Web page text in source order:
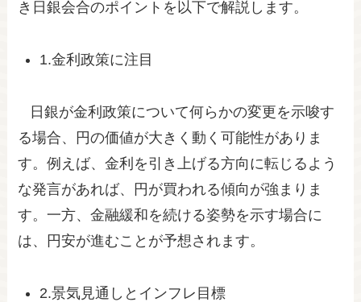
き日銀会合のポイントを以下で解説します。
1.金利政策に注目
日銀が金利政策について何らかの変更を示唆す
る場合、円の価値が大きく動く可能性がありま
す。例えば、金利を引き上げる方向に転じるよう
な発言があれば、円が買われる傾向が強まりま
す。一方、金融緩和を続ける姿勢を示す場合に
は、円安が進むことが予想されます。
2.景気見通しとインフレ目標